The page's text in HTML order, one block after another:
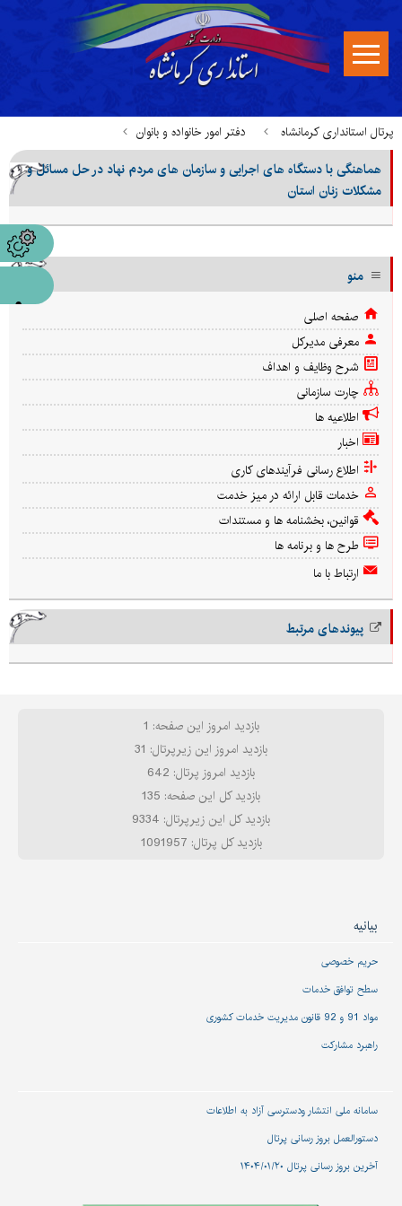
پرتال استانداری کرمانشاه دفتر امور خانواده و بانوان
خدمات قابل ارائه در میز خدمت
هماهنگی با دستگاه های اجرایی و سازمان های مردم نهاد در حل مسائل و
مشکلات زنان استان
هماهنگی با دستگاه های اجرایی و سازمان های مردم نهاد در حل مسائل و
مشکلات زنان استان
منو
صفحه اصلی
معرفی مدیرکل
شرح وظایف و اهداف
چارت سازمانی
اطلاعیه ها
اخبار
اطلاع رسانی فرآیندهای کاری
خدمات قابل ارائه در میز خدمت
قوانین، بخشنامه ها و مستندات
طرح ها و برنامه ها
ارتباط با ما
پیوندهای مرتبط
بازدید امروز این صفحه: 1
بازدید امروز این زیرپرتال: 31
بازدید امروز پرتال: 642
بازدید کل این صفحه: 135
بازدید کل این زیرپرتال: 9334
بازدید کل پرتال: 1091957
بیانیه
حریم خصوصی
سطح توافق خدمات
مواد 91 و 92 قانون مدیریت خدمات کشوری
راهبرد مشارکت
سامانه ملی انتشار و‌دسترسی آزاد به اطلاعات
دستورالعمل بروز رسانی پرتال
آخرین بروز رسانی پرتال ۱۴۰۴/۰۱/۲۰